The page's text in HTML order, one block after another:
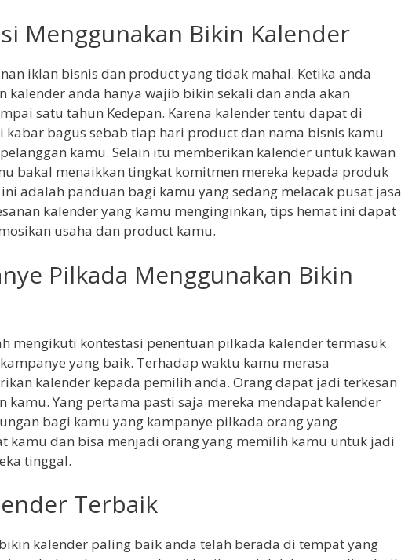
Menggunakan Bikin Kalender
iklan bisnis dan product yang tidak mahal. Ketika anda
kalender anda hanya wajib bikin sekali dan anda akan
satu tahun Kedepan. Karena kalender tentu dapat di
kabar bagus sebab tiap hari product dan nama bisnis kamu
kamu. Selain itu memberikan kalender untuk kawan
bakal menaikkan tingkat komitmen mereka kepada produk
adalah panduan bagi kamu yang sedang melacak pusat jasa
kalender yang kamu menginginkan, tips hemat ini dapat
usaha dan product kamu.
Pilkada Menggunakan Bikin
mengikuti kontestasi penentuan pilkada kalender termasuk
yang baik. Terhadap waktu kamu merasa
kalender kepada pemilih anda. Orang dapat jadi terkesan
kamu. Yang pertama pasti saja mereka mendapat kalender
bagi kamu yang kampanye pilkada orang yang
kamu dan bisa menjadi orang yang memilih kamu untuk jadi
tinggal.
Terbaik
kalender paling baik anda telah berada di tempat yang